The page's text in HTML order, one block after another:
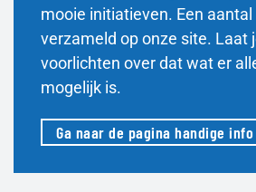
mooie initiatieven. Een
verzameld op onze site. Laat
voorlichten over dat wat er
mogelijk is.
Ga naar de pagina handige info